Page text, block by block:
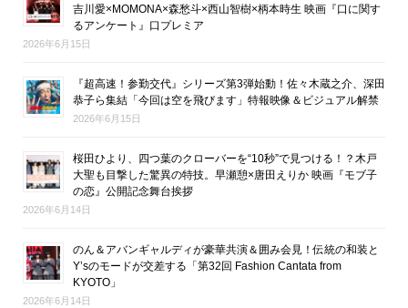
吉川愛×MOMONA×森愁斗×西山智樹×柄本時生 映画『口に関す
るアンケート』口プレミア
2026年6月15日
『超高速！参勤交代』シリーズ第3弾始動！佐々木蔵之介、深田
恭子ら集結「今回は空を飛びます」特報映像＆ビジュアル解禁
2026年6月15日
桜田ひより、四つ葉のクローバーを“10秒”で見つける！？木戸
大聖も目撃した驚異の特技。早瀬憩×唐田えりか 映画『モブ子
の恋』公開記念舞台挨拶
2026年6月14日
のん＆アバンギャルディが豪華共演＆囲み会見！伝統の和装と
Y’sのモードが交差する「第32回 Fashion Cantata from
KYOTO」
2026年6月14日